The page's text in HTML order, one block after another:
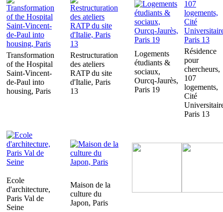
Transformation
of the Hospital
Saint-Vincent-
de-Paul into
housing, Paris
Restructuration
des ateliers
RATP du site
d'Italie, Paris
13
Logements
étudiants &
sociaux,
Ourcq-Jaurès,
Paris 19
Résidence
pour
chercheurs,
107
logements,
Cité
Paris 13
Ecole
d'architecture,
Paris Val de
Seine
Maison de la
culture du
Japon, Paris